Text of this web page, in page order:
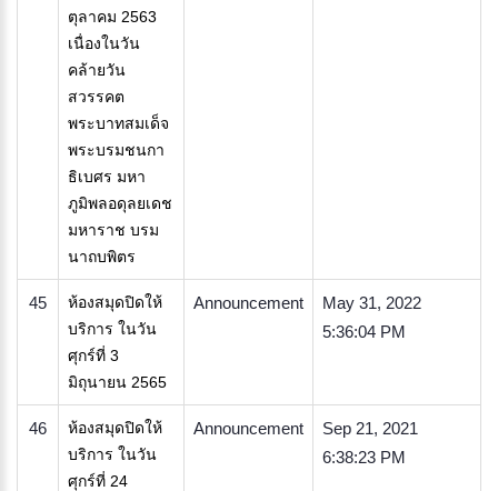
ตุลาคม 2563
เนื่องในวัน
คล้ายวัน
สวรรคต
พระบาทสมเด็จ
พระบรมชนกา
ธิเบศร มหา
ภูมิพลอดุลยเดช
มหาราช บรม
นาถบพิตร
45
ห้องสมุดปิดให้
บริการ ในวัน
ศุกร์ที่ 3
มิถุนายน 2565
Announcement
May 31, 2022
5:36:04 PM
46
ห้องสมุดปิดให้
บริการ ในวัน
ศุกร์ที่ 24
Announcement
Sep 21, 2021
6:38:23 PM